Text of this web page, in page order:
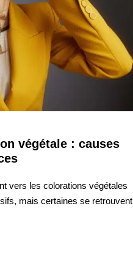
végétale : causes
vers les colorations végétales
mais certaines se retrouvent